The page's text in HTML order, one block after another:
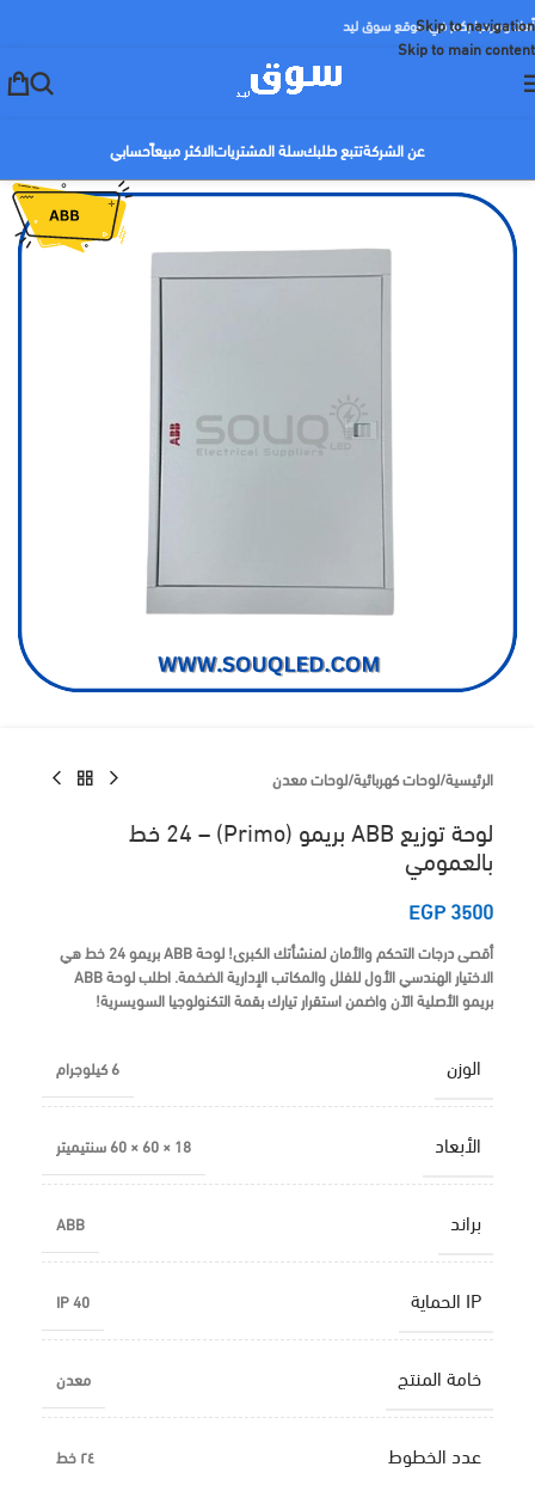
Skip to navigation
Skip to main content
أهلا ومرحبا بكم في موقع سوق ليد
عن الشركةتتبع طلبكسلة المشترياتالاكثر مبيعاًحسابي
الرئيسية/لوحات كهربائية/لوحات معدن
لوحة توزيع ABB بريمو (Primo) – 24 خط
بالعمومي
EGP3500
أقصى درجات التحكم والأمان لمنشأتك الكبرى!لوحة ABB بريمو 24 خط
هي
الاختيار الهندسي الأول للفلل والمكاتب الإدارية الضخمة.
اطلب لوحة ABB
بريمو الأصلية الآن واضمن استقرار تيارك بقمة التكنولوجيا السويسرية!
الوزن 6 كيلوجرام
الأبعاد 18 × 60 × 60 سنتيميتر
براند ABB
IP الحماية IP 40
خامة المنتج معدن
عدد الخطوط ٢٤ خط